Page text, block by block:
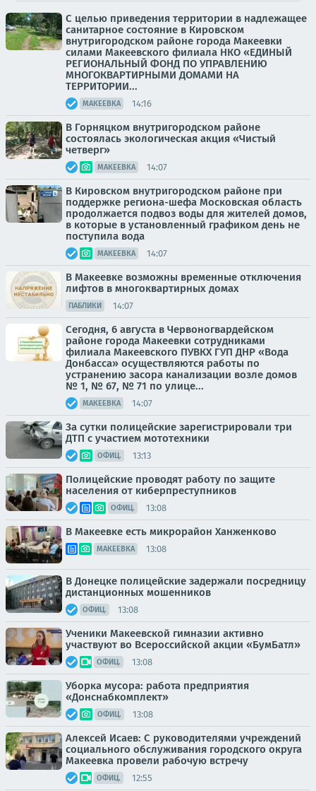
С целью приведения территории в надлежащее
санитарное состояние в Кировском
внутригородском районе города Макеевки
силами Макеевского филиала НКО «ЕДИНЫЙ
РЕГИОНАЛЬНЫЙ ФОНД ПО УПРАВЛЕНИЮ
МНОГОКВАРТИРНЫМИ ДОМАМИ НА
ТЕРРИТОРИИ...
МАКЕЕВКА 14:16
В Горняцком внутригородском районе
состоялась экологическая акция «Чистый
четверг»
МАКЕЕВКА 14:07
В Кировском внутригородском районе при
поддержке региона-шефа Московская область
продолжается подвоз воды для жителей домов,
в которые в установленный графиком день не
поступила вода
МАКЕЕВКА 14:07
В Макеевке возможны временные отключения
лифтов в многоквартирных домах
ПАБЛИКИ 14:07
Сегодня, 6 августа в Червоногвардейском
районе города Макеевки сотрудниками
филиала Макеевского ПУВКХ ГУП ДНР «Вода
Донбасса» осуществляются работы по
устранению засора канализации возле домов
№ 1, № 67, № 71 по улице...
МАКЕЕВКА 14:07
За сутки полицейские зарегистрировали три
ДТП с участием мототехники
ОФИЦ. 13:13
Полицейские проводят работу по защите
населения от киберпреступников
ОФИЦ. 13:08
В Макеевке есть микрорайон Ханженково
МАКЕЕВКА 13:08
В Донецке полицейские задержали посредницу
дистанционных мошенников
ОФИЦ. 13:08
Ученики Макеевской гимназии активно
участвуют во Всероссийской акции «БумБатл»
ОФИЦ. 13:08
Уборка мусора: работа предприятия
«Донснабкомплект»
ОФИЦ. 13:08
Алексей Исаев: С руководителями учреждений
социального обслуживания городского округа
Макеевка провели рабочую встречу
ОФИЦ. 12:55